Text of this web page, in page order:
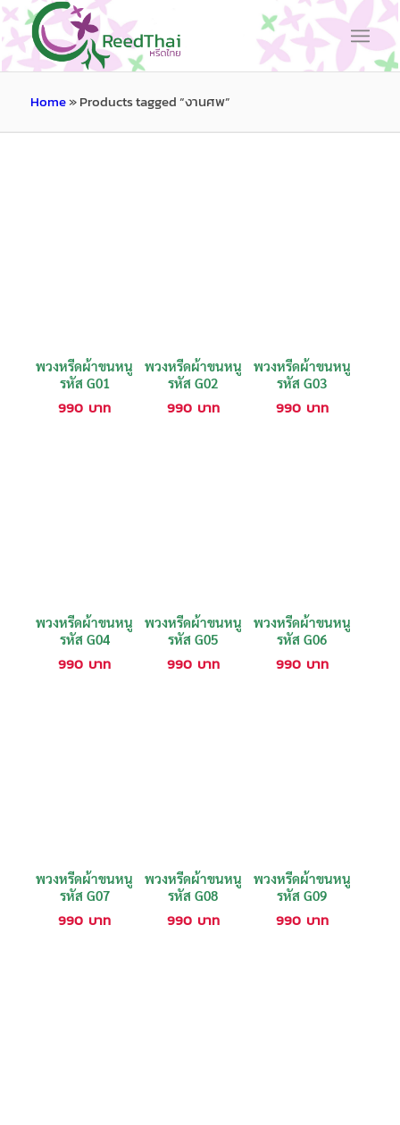
Home»Products tagged “งานศพ”
พวงหรีดผ้าขนหนู
รหัส G01
990 บาท
พวงหรีดผ้าขนหนู
รหัส G02
990 บาท
พวงหรีดผ้าขนหนู
รหัส G03
990 บาท
พวงหรีดผ้าขนหนู
รหัส G04
990 บาท
พวงหรีดผ้าขนหนู
รหัส G05
990 บาท
พวงหรีดผ้าขนหนู
รหัส G06
990 บาท
พวงหรีดผ้าขนหนู
รหัส G07
990 บาท
พวงหรีดผ้าขนหนู
รหัส G08
990 บาท
พวงหรีดผ้าขนหนู
รหัส G09
990 บาท